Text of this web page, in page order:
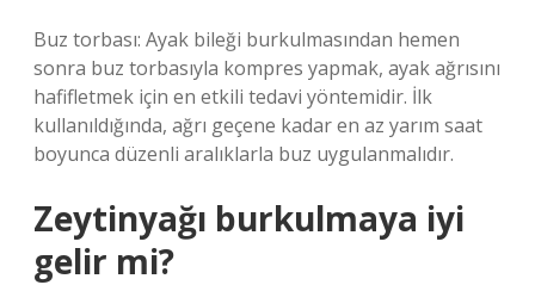
Buz torbası: Ayak bileği burkulmasından hemen
sonra buz torbasıyla kompres yapmak, ayak ağrısını
hafifletmek için en etkili tedavi yöntemidir. İlk
kullanıldığında, ağrı geçene kadar en az yarım saat
boyunca düzenli aralıklarla buz uygulanmalıdır.
Zeytinyağı burkulmaya iyi
gelir mi?